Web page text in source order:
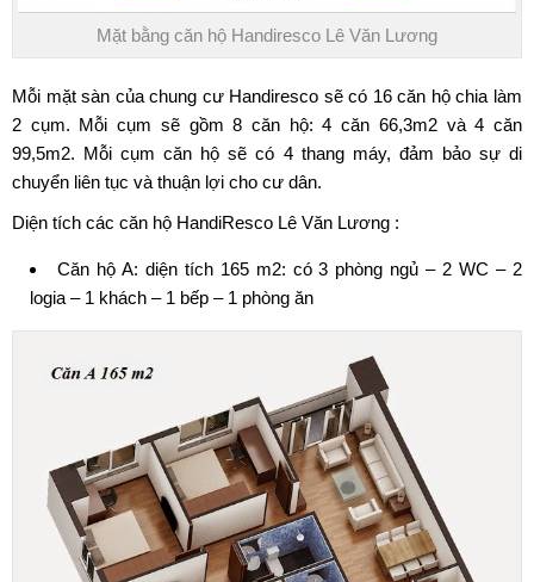
Mặt bằng căn hộ Handiresco Lê Văn Lương
Mỗi mặt sàn củachung cư Handiresco sẽ có 16 căn hộ chia làm
2 cụm. Mỗi cụm sẽ gồm 8 căn hộ: 4 căn 66,3m2 và 4 căn
99,5m2. Mỗi cụm căn hộ sẽ có 4 thang máy, đảm bảo sự di
chuyển liên tục và thuận lợi cho cư dân.
Diện tích các căn hộ HandiResco Lê Văn Lương :
Căn hộ A: diện tích 165 m2: có 3 phòng ngủ – 2 WC – 2
logia – 1 khách – 1 bếp – 1 phòng ăn